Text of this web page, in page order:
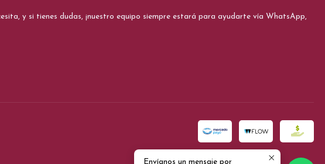
y si tienes dudas, ¡nuestro equipo siempre estará para ayudarte vía WhatsApp,
Envíanos un mensaje por